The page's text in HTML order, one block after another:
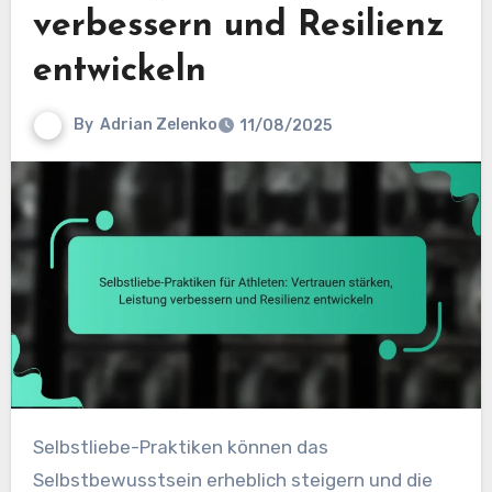
verbessern und Resilienz
entwickeln
By Adrian Zelenko 11/08/2025
Selbstliebe-Praktiken können das
Selbstbewusstsein erheblich steigern und die